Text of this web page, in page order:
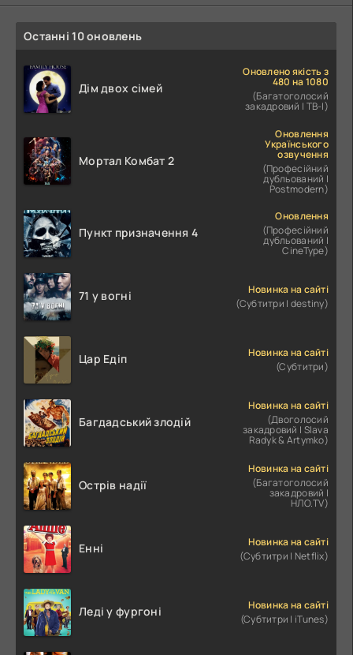
Останні 10 оновлень
Дім двох сімей
Оновлено якість з
480 на 1080
(Багатоголосий
закадровий | ТВ-І)
Мортал Комбат 2
Оновлення
Українського
озвучення
(Професійний
дубльований |
Postmodern)
Пункт призначення 4
Оновлення
(Професійний
дубльований |
CineType)
71 у вогні
Новинка на сайті
(Субтитри | destiny)
Цар Едіп
Новинка на сайті
(Субтитри)
Багдадський злодій
Новинка на сайті
(Двоголосий
закадровий | Slava
Radyk & Artymko)
Острів надії
Новинка на сайті
(Багатоголосий
закадровий |
НЛО.TV)
Енні
Новинка на сайті
(Субтитри | Netflix)
Леді у фургоні
Новинка на сайті
(Субтитри | iTunes)